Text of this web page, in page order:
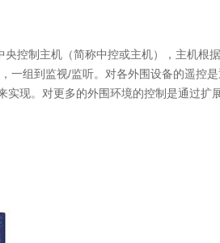
控制主机（简称中控或主机），主机根
一组到监视/监听。对各外围设备的遥控
现。对更多的外围环境的控制是通过